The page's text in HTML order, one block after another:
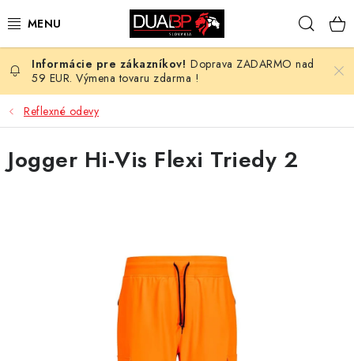
na
NOVÉ
PRACOVNÉ ODEVY
OCHRANNÉ POMÔCKY
Doprava ZADARMO nad
59 EUR. Výmena tovaru zdarma !
Reflexné odevy
Jogger Hi-Vis Flexi Triedy 2